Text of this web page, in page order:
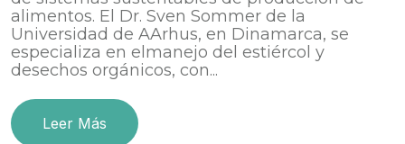
alimentos. El Dr. Sven Sommer de la
Universidad de AArhus, en Dinamarca, se
especializa en elmanejo del estiércol y
desechos orgánicos, con...
Leer Más